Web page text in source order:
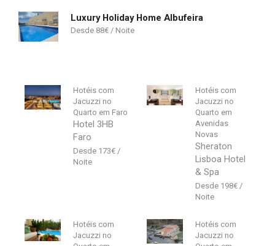
Luxury Holiday Home Albufeira
88€
Hotéis com
Jacuzzi no
Quarto em Faro
Hotel 3HB
Faro
173€
Hotéis com
Jacuzzi no
Quarto em
Avenidas
Novas
Sheraton
Lisboa Hotel
& Spa
198€
Hotéis com
Jacuzzi no
Hotéis com
Jacuzzi no